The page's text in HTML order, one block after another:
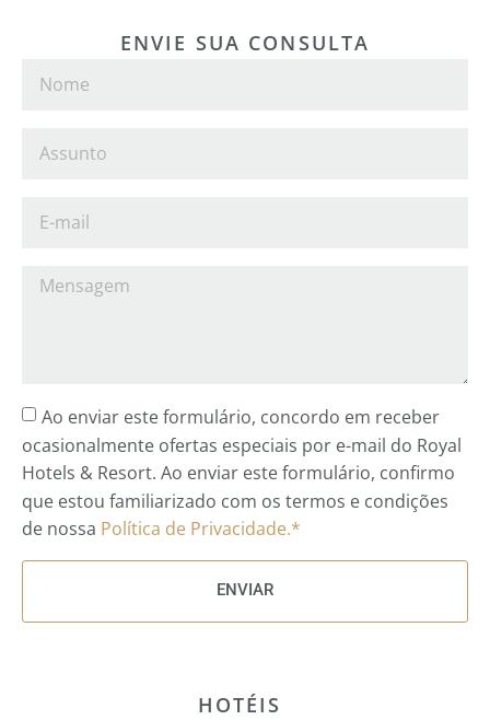
ENVIE SUA CONSULTA
Ao enviar este formulário, concordo em receber
ocasionalmente ofertas especiais por e-mail do Royal
Hotels & Resort. Ao enviar este formulário, confirmo
que estou familiarizado com os termos e condições
de nossa Política de Privacidade.*
ENVIAR
HOTÉIS